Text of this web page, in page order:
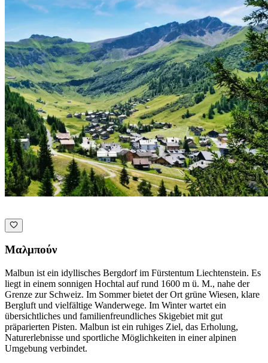
Μαλμπούν
Malbun ist ein idyllisches Bergdorf im Fürstentum Liechtenstein. Es
liegt in einem sonnigen Hochtal auf rund 1600 m ü. M., nahe der
Grenze zur Schweiz. Im Sommer bietet der Ort grüne Wiesen, klare
Bergluft und vielfältige Wanderwege. Im Winter wartet ein
übersichtliches und familienfreundliches Skigebiet mit gut
präparierten Pisten. Malbun ist ein ruhiges Ziel, das Erholung,
Naturerlebnisse und sportliche Möglichkeiten in einer alpinen
Umgebung verbindet.